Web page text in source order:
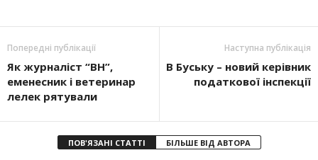
Попередні публікації
Як журналіст “ВН”,
еменесник і ветеринар
лелек рятували
Наступна публікація
В Буську – новий керівник
податкової ін­спекції
ПОВ'ЯЗАНІ СТАТТІ БІЛЬШЕ ВІД АВТОРА